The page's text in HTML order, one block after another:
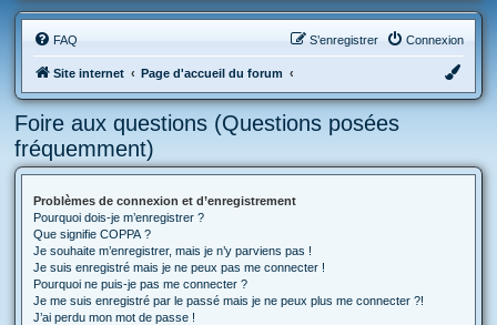
FAQ Connexion
S’enregistrer
Site internet Page d'accueil du forum
Foire aux questions (Questions posées
fréquemment)
Problèmes de connexion et d’enregistrement
Pourquoi dois-je m’enregistrer ?
Que signifie COPPA ?
Je souhaite m’enregistrer, mais je n’y parviens pas !
Je suis enregistré mais je ne peux pas me connecter !
Pourquoi ne puis-je pas me connecter ?
Je me suis enregistré par le passé mais je ne peux plus me connecter ?!
J’ai perdu mon mot de passe !